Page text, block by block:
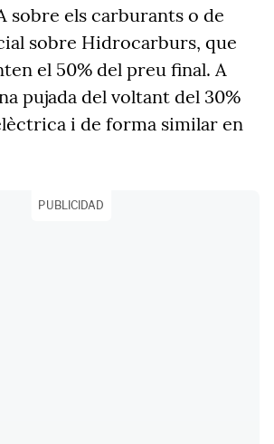
sobre els carburants o de
sobre Hidrocarburs, que
el 50% del preu final. A
pujada del voltant del 30%
i de forma similar en
PUBLICIDAD